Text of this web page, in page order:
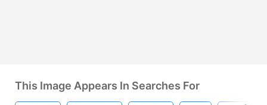
This Image Appears In Searches For